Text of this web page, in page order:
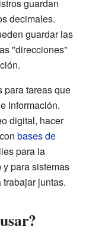
guardan
decimales.
guardar las
"direcciones"
para tareas que
información.
digital, hacer
bases de
para la
y para sistemas
juntas.